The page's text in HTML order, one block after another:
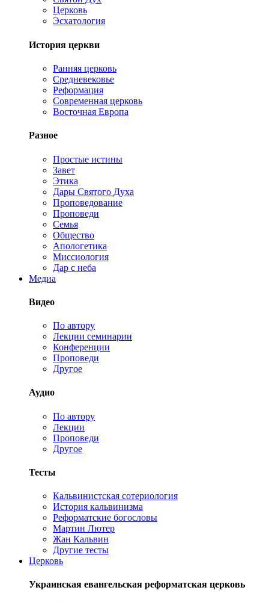
Церковь
Эсхатология
История церкви
Ранняя церковь
Средневековье
Реформация
Современная церковь
Восточная Европа
Разное
Простые истины
Завет
Этика
Дары Святого Духа
Проповедование
Проповеди
Семья
Общество
Апологетика
Миссиология
Дар с неба
Медиа
Видео
По автору
Лекции семинарии
Конференции
Проповеди
Другое
Аудио
По автору
Лекции
Проповеди
Другое
Тесты
Кальвинистская сотериология
История кальвинизма
Реформатские богословы
Мартин Лютер
Жан Кальвин
Другие тесты
Церковь
Украинская евангельская реформатская церковь